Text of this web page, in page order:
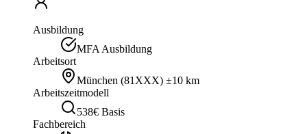
Ausbildung
MFA Ausbildung
Arbeitsort
München (81XXX) ±10 km
Arbeitszeitmodell
538€ Basis
Fachbereich